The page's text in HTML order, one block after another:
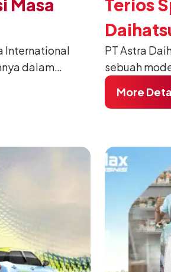
Masa
International
dalam
melalui
Terios
2026
PT Astra
sebuah
pada ajang
di ICE BSD
mengubah
More